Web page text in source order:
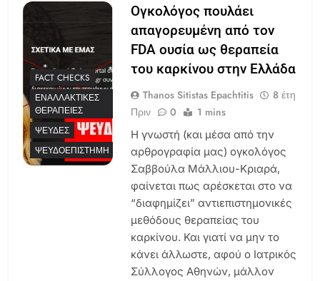
FACT CHECKS
ΕΝΑΛΛΑΚΤΙΚΈΣ
ΘΕΡΑΠΕΊΕΣ
ΨΕΥΔΈΣ
ΨΕΥΔΟΕΠΙΣΤΉΜΗ
Ογκολόγος πουλάει
απαγορευμένη από τον
FDA ουσία ως θεραπεία
του καρκίνου στην Ελλάδα
Thanos Sitistas Epachtitis
8 έτη
Πριν
0 1 mins
Η γνωστή (και μέσα από την
αρθρογραφία μας) ογκολόγος
Σαββούλα Μάλλιου-Κριαρά,
φαίνεται πως αρέσκεται στο να
“διαφημίζει” αντιεπιστημονικές
μεθόδους θεραπείας του
καρκίνου. Και γιατί να μην το
κάνει άλλωστε, αφού ο Ιατρικός
Σύλλογος Αθηνών, μάλλον